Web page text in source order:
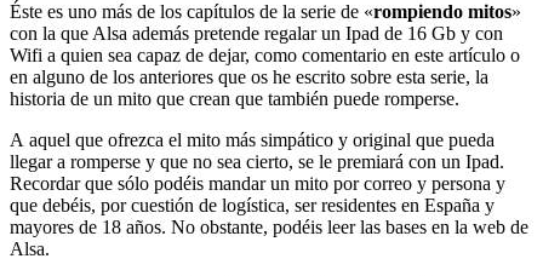
Éste es uno más de los capítulos de la serie de «rompiendo mitos»
con la que Alsa además pretende regalar un Ipad de 16 Gb y con
Wifi a quien sea capaz de dejar, como comentario en este artículo o
en alguno de los anteriores que os he escrito sobre esta serie, la
historia de un mito que crean que también puede romperse.
A aquel que ofrezca el mito más simpático y original que pueda
llegar a romperse y que no sea cierto, se le premiará con un Ipad.
Recordar que sólo podéis mandar un mito por correo y persona y
que debéis, por cuestión de logística, ser residentes en España y
mayores de 18 años. No obstante, podéis leer las bases en la web de
Alsa.